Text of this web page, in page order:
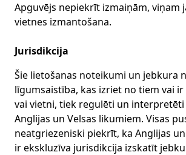
Apguvējs nepiekrīt izmaiņām, viņam
vietnes izmantošana.
Jurisdikcija
Šie lietošanas noteikumi un jebkura
līgumsaistība, kas izriet no tiem vai
vai vietni, tiek regulēti un interpretēti
Anglijas un Velsas likumiem. Visas
neatgriezeniski piekrīt, ka Anglijas
ir ekskluzīva jurisdikcija izskatīt